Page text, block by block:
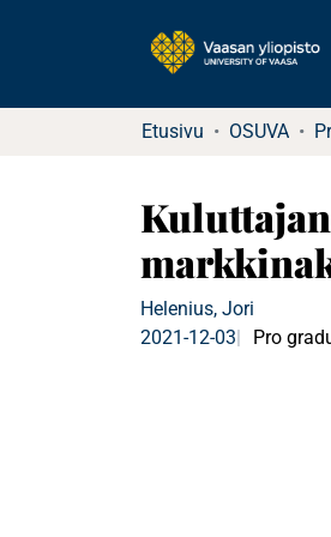
Etusivu OSUVA
Helenius, Jori
2021-12-03
Pro